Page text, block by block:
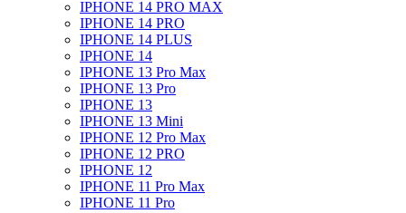
IPHONE 14 PRO MAX
IPHONE 14 PRO
IPHONE 14 PLUS
IPHONE 14
IPHONE 13 Pro Max
IPHONE 13 Pro
IPHONE 13
IPHONE 13 Mini
IPHONE 12 Pro Max
IPHONE 12 PRO
IPHONE 12
IPHONE 11 Pro Max
IPHONE 11 Pro